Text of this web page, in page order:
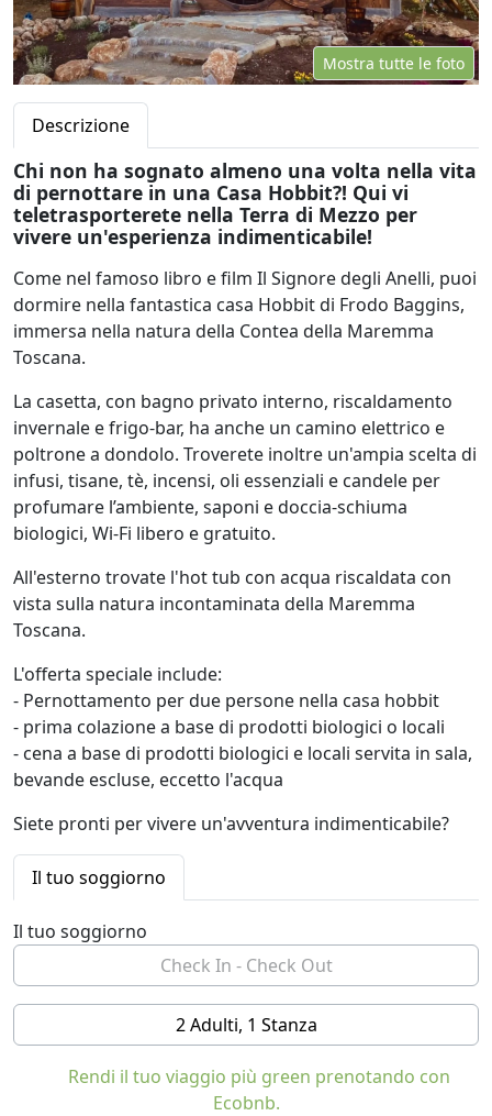
Mostra tutte le foto
Descrizione
Chi non ha sognato almeno una volta nella vita
di pernottare in una Casa Hobbit?! Qui vi
teletrasporterete nella Terra di Mezzo per
vivere un'esperienza indimenticabile!
Come nel famoso libro e film Il Signore degli Anelli, puoi
dormire nella fantastica casa Hobbit di Frodo Baggins,
immersa nella natura della Contea della Maremma
Toscana.
La casetta, con bagno privato interno, riscaldamento
invernale e frigo-bar, ha anche un camino elettrico e
poltrone a dondolo. Troverete inoltre un'ampia scelta di
infusi, tisane, tè, incensi, oli essenziali e candele per
profumare l’ambiente, saponi e doccia-schiuma
biologici, Wi-Fi libero e gratuito.
All'esterno trovate l'hot tub con acqua riscaldata con
vista sulla natura incontaminata della Maremma
Toscana.
L'offerta speciale include:
- Pernottamento per due persone nella casa hobbit
- prima colazione a base di prodotti biologici o locali
- cena a base di prodotti biologici e locali servita in sala,
bevande escluse, eccetto l'acqua
Siete pronti per vivere un'avventura indimenticabile?
Il tuo soggiorno
Il tuo soggiorno
2 Adulti, 1 Stanza
Rendi il tuo viaggio più green prenotando con
Ecobnb.